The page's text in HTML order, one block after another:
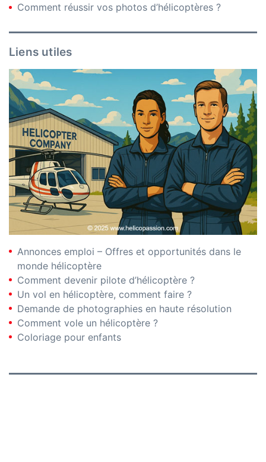
Comment réussir vos photos d’hélicoptères ?
Liens utiles
Annonces emploi – Offres et opportunités dans le
monde hélicoptère
Comment devenir pilote d’hélicoptère ?
Un vol en hélicoptère, comment faire ?
Demande de photographies en haute résolution
Comment vole un hélicoptère ?
Coloriage pour enfants